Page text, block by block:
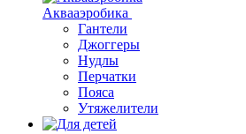
Аквааэробика
Гантели
Джоггеры
Нудлы
Перчатки
Пояса
Утяжелители